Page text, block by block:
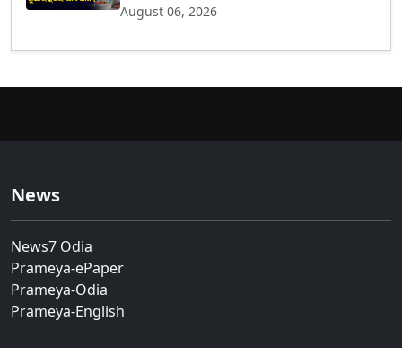
August 06, 2026
News
News7 Odia
Prameya-ePaper
Prameya-Odia
Prameya-English